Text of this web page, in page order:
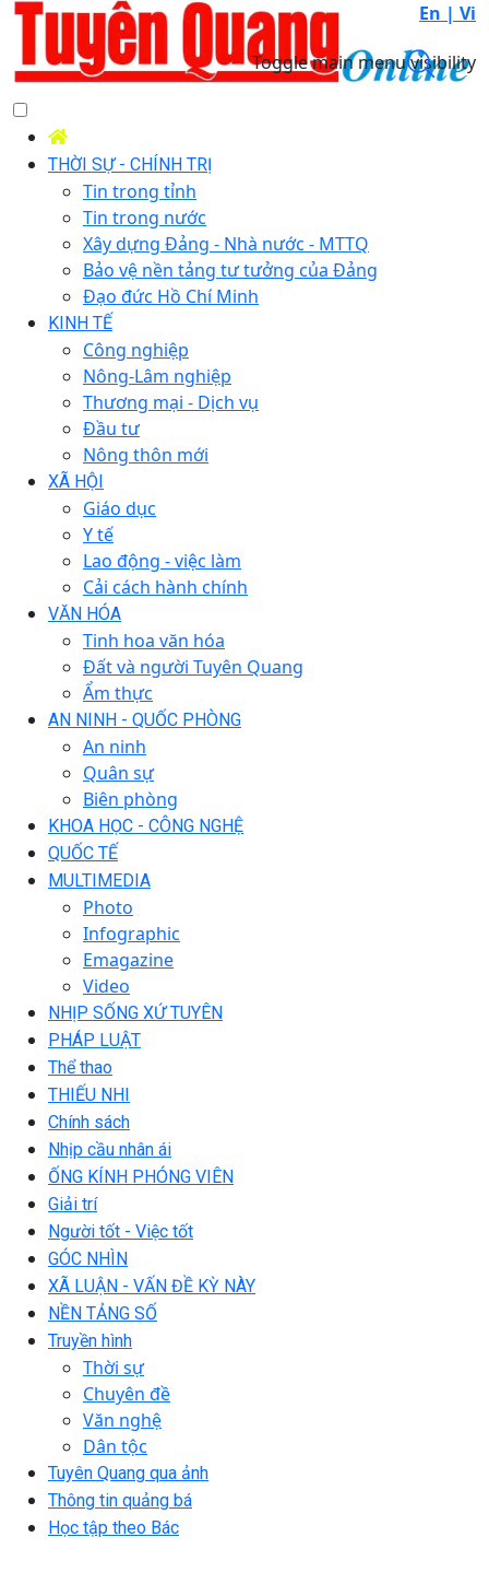
En | Vi
Toggle main menu visibility
THỜI SỰ - CHÍNH TRỊ
Tin trong tỉnh
Tin trong nước
Xây dựng Đảng - Nhà nước - MTTQ
Bảo vệ nền tảng tư tưởng của Đảng
Đạo đức Hồ Chí Minh
KINH TẾ
Công nghiệp
Nông-Lâm nghiệp
Thương mại - Dịch vụ
Đầu tư
Nông thôn mới
XÃ HỘI
Giáo dục
Y tế
Lao động - việc làm
Cải cách hành chính
VĂN HÓA
Tinh hoa văn hóa
Đất và người Tuyên Quang
Ẩm thực
AN NINH - QUỐC PHÒNG
An ninh
Quân sự
Biên phòng
KHOA HỌC - CÔNG NGHỆ
QUỐC TẾ
MULTIMEDIA
Photo
Infographic
Emagazine
Video
NHỊP SỐNG XỨ TUYÊN
PHÁP LUẬT
Thể thao
THIẾU NHI
Chính sách
Nhịp cầu nhân ái
ỐNG KÍNH PHÓNG VIÊN
Giải trí
Người tốt - Việc tốt
GÓC NHÌN
XÃ LUẬN - VẤN ĐỀ KỲ NÀY
NỀN TẢNG SỐ
Truyền hình
Thời sự
Chuyên đề
Văn nghệ
Dân tộc
Tuyên Quang qua ảnh
Thông tin quảng bá
Học tập theo Bác